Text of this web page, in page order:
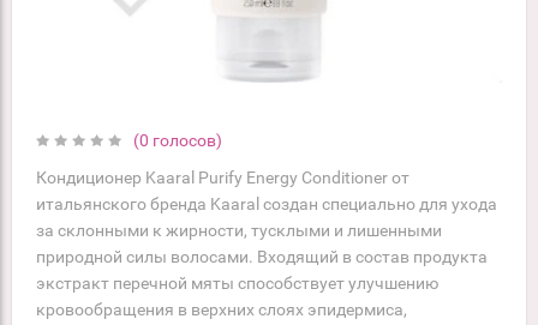
(0 голосов)
Кондиционер Kaaral Purify Energy Conditioner от
итальянского бренда Kaaral создан специально для ухода
за склонными к жирности, тусклыми и лишенными
природной силы волосами. Входящий в состав продукта
экстракт перечной мяты способствует улучшению
кровообращения в верхних слоях эпидермиса,